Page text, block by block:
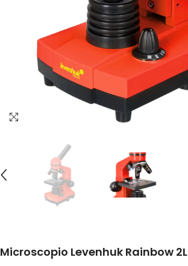
Microscopio Levenhuk Rainbow 2L